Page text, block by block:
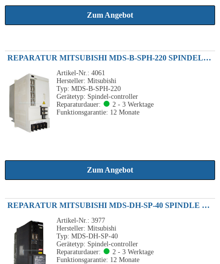
Zum Angebot
REPARATUR MITSUBISHI MDS-B-SPH-220 SPINDEL-CONTROLLER 22KW
Artikel-Nr.: 4061
Hersteller: Mitsubishi
Typ: MDS-B-SPH-220
Gerätetyp: Spindel-controller
Reparaturdauer:
2 - 3 Werktage
Funktionsgarantie: 12 Monate
Zum Angebot
REPARATUR MITSUBISHI MDS-DH-SP-40 SPINDLE DRIVE UNIT 5.5KW
Artikel-Nr.: 3977
Hersteller: Mitsubishi
Typ: MDS-DH-SP-40
Gerätetyp: Spindel-controller
Reparaturdauer:
2 - 3 Werktage
Funktionsgarantie: 12 Monate